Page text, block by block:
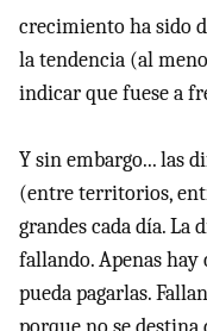
crecimiento ha sido
la tendencia (al
indicar que fuese a
Y sin embargo... las
(entre territorios,
grandes cada día. La
fallando. Apenas
pueda pagarlas.